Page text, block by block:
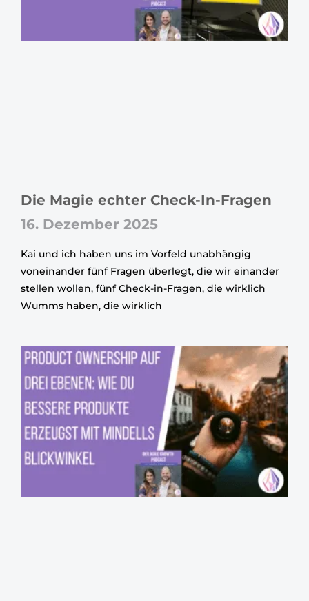
Die Magie echter Check-In-Fragen
16. Dezember 2025
Kai und ich haben uns im Vorfeld unabhängig
voneinander fünf Fragen überlegt, die wir einander
stellen wollen, fünf Check-in-Fragen, die wirklich
Wumms haben, die wirklich